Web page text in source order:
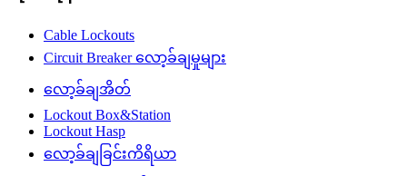
Cable Lockouts
Circuit Breaker လော့ခ်ချမှုများ
လော့ခ်ချအိတ်
Lockout Box&Station
Lockout Hasp
လော့ခ်ချခြင်းကိရိယာ